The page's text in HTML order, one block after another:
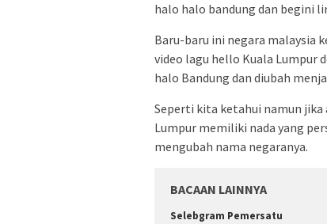
halo halo bandung dan begini
Baru-baru ini negara malaysia
video lagu hello Kuala Lumpur
halo Bandung dan diubah
Seperti kita ketahui namun jika
Lumpur memiliki nada yang
mengubah nama negaranya.
BACAAN LAINNYA
Selebgram Pemersatu